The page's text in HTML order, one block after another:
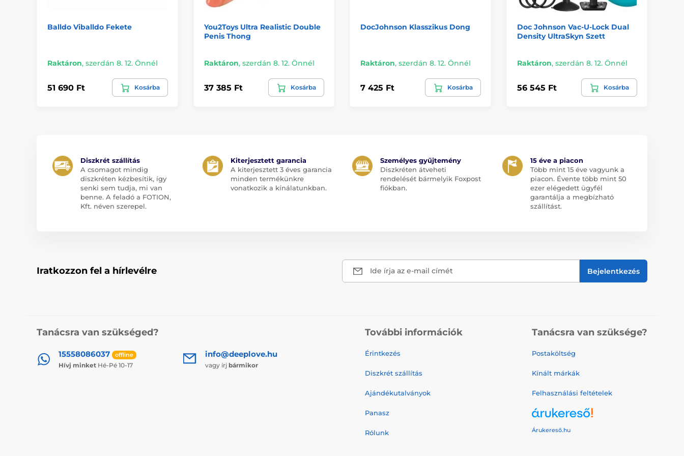
Balldo Viballdo Fekete
Raktáron, szerdán 8. 12. Önnél
51 690 Ft Kosárba
You2Toys Ultra Realistic Double
Penis Thong
Raktáron, szerdán 8. 12. Önnél
37 385 Ft Kosárba
DocJohnson Klasszikus Dong
Raktáron, szerdán 8. 12. Önnél
7 425 Ft Kosárba
Doc Johnson Vac-U-Lock Dual
Density UltraSkyn Szett
Raktáron, szerdán 8. 12. Önnél
56 545 Ft Kosárba
Diszkrét szállítás
A csomagot mindig
diszkréten kézbesítik, így
senki sem tudja, mi van
benne. A feladó a FOTION,
Kft. néven szerepel.
Kiterjesztett garancia
A kiterjesztett 3 éves garancia
minden termékünkre
vonatkozik a kínálatunkban.
Személyes gyűjtemény
Diszkréten átveheti
rendelését bármelyik Foxpost
fiókban.
15 éve a piacon
Több mint 15 éve vagyunk a
piacon. Évente több mint 50
ezer elégedett ügyfél
garantálja a megbízható
szállítást.
Iratkozzon fel a hírlevélre Ide írja az e-mail címét Bejelentkezés
Tanácsra van szükséged?
15558086037 offline
Hívj minket Hé-Pé 10-17
info@deeplove.hu
vagy írj bármikor
További információk
Érintkezés
Diszkrét szállítás
Ajándékutalványok
Panasz
Rólunk
Tanácsra van szüksége?
Postaköltség
Kínált márkák
Felhasználási feltételek
Árukereső.hu